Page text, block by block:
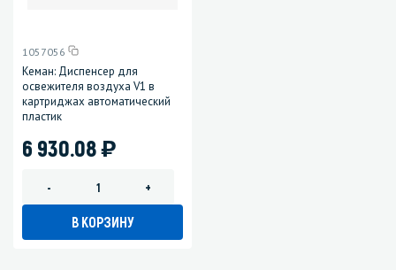
1057056
Кеман: Диспенсер для
освежителя воздуха V1 в
картриджах автоматический
пластик
6 930.08)
- +
В КОРЗИНУ